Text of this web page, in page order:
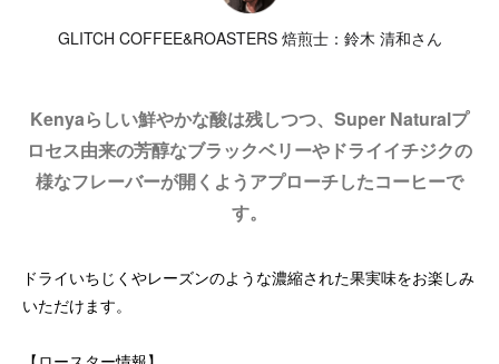
GLITCH COFFEE&ROASTERS 焙煎士：鈴木 清和さん
Kenyaらしい鮮やかな酸は残しつつ、Super Naturalプ
ロセス由来の芳醇なブラックベリーやドライイチジクの
様なフレーバーが開くようアプローチしたコーヒーで
す。
ドライいちじくやレーズンのような濃縮された果実味をお楽しみ
いただけます。